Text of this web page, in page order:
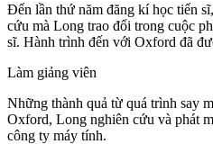
Đến lần thứ năm đăng kí học tiến
cứu mà Long trao đổi trong cuộc
sĩ. Hành trình đến với Oxford đã
Làm giảng viên
Những thành quả từ quá trình say
Oxford, Long nghiên cứu và phát
công ty máy tính.